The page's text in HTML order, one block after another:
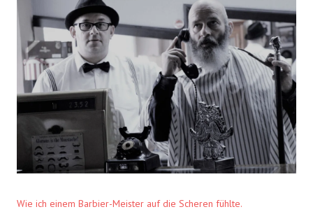
Wie ich einem Barbier-Meister auf die Scheren fühlte.